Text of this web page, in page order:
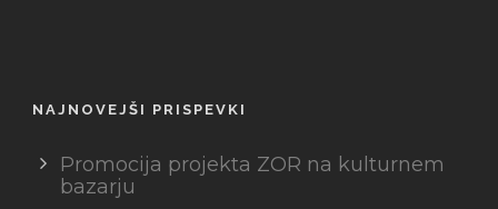
NAJNOVEJŠI PRISPEVKI
Promocija projekta ZOR na kulturnem
bazarju